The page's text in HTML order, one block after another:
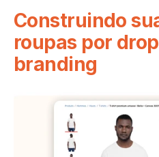
Construindo
roupas por
branding